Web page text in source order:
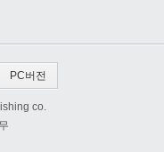
PC버전
co.